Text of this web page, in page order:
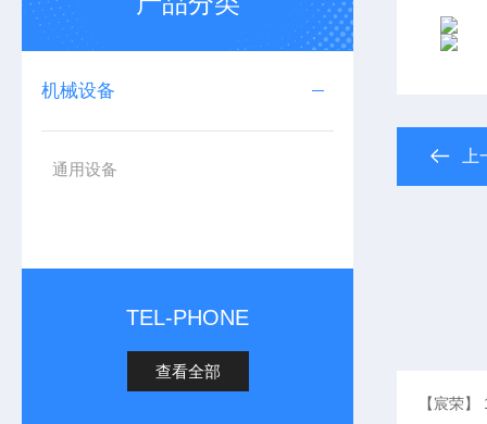
机械设备
通用设备
TEL-PHONE
查看全部